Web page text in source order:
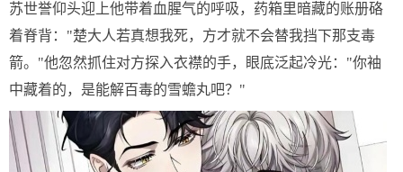
苏世誉仰头迎上他带着血腥气的呼吸，药箱里暗藏的账册硌
着脊背："楚大人若真想我死，方才就不会替我挡下那支毒
箭。"他忽然抓住对方探入衣襟的手，眼底泛起冷光："你袖
中藏着的，是能解百毒的雪蟾丸吧？"